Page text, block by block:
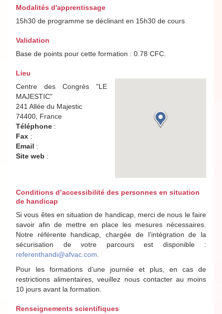
Modalités d'apprentissage
15h30 de programme se déclinant en 15h30 de cours
Validation
Base de points pour cette formation : 0.78 CFC.
Lieu
Centre des Congrès "LE
MAJESTIC"
241 Allée du Majestic
74400, France
Téléphone :
Fax :
Email :
Site web :
Conditions d’accessibilité des personnes en situation
de handicap
Si vous êtes en situation de handicap, merci de nous le faire
savoir afin de mettre en place les mesures nécessaires.
Notre référente handicap, chargée de l’intégration de la
sécurisation de votre parcours est disponible :
referenthandi@afvac.com
Pour les formations d’une journée et plus, en cas de
restrictions alimentaires, veuillez nous contacter au moins
10 jours avant la formation.
Renseignements scientifiques